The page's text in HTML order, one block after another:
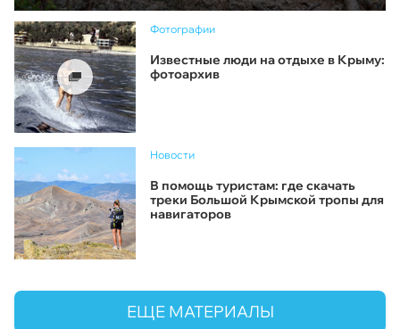
Фотографии
Известные люди на отдыхе в Крыму:
фотоархив
Новости
В помощь туристам: где скачать
треки Большой Крымской тропы для
навигаторов
ЕЩЕ МАТЕРИАЛЫ